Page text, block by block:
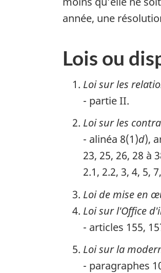
année, une
Lois ou
Loi sur les
- partie II.
Loi sur les
- alinéa 8(1)d),
23, 25, 26, 28 à
2.1, 2.2, 3, 4, 5,
Loi de mise en
Loi sur l'Office
- articles 155,
Loi sur la
- paragraphes